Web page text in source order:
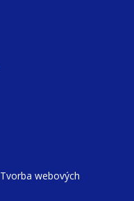
Tvorba webových